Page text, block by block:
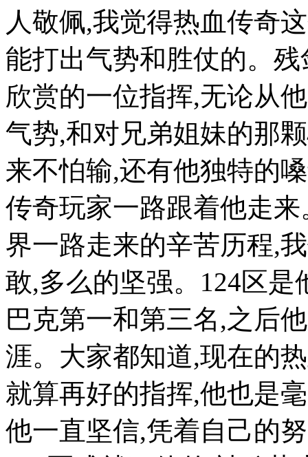
人敬佩,我觉得热血传奇
能打出气势和胜仗的。
欣赏的一位指挥,无论从
气势,和对兄弟姐妹的那
来不怕输,还有他独特的
传奇玩家一路跟着他走
界一路走来的辛苦历程,
敢,多么的坚强。124区
巴克第一和第三名,之后
涯。大家都知道,现在的
就算再好的指挥,他也是
他一直坚信,凭着自己的